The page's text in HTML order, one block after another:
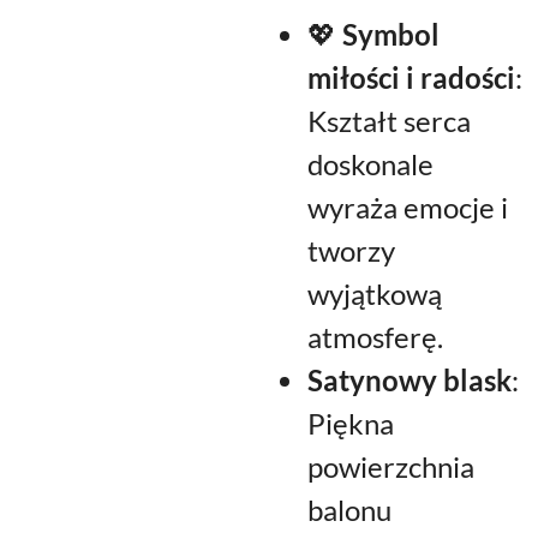
💖 Symbol
miłości i radości:
Kształt serca
doskonale
wyraża emocje i
tworzy
wyjątkową
atmosferę.
Satynowy blask:
Piękna
powierzchnia
balonu